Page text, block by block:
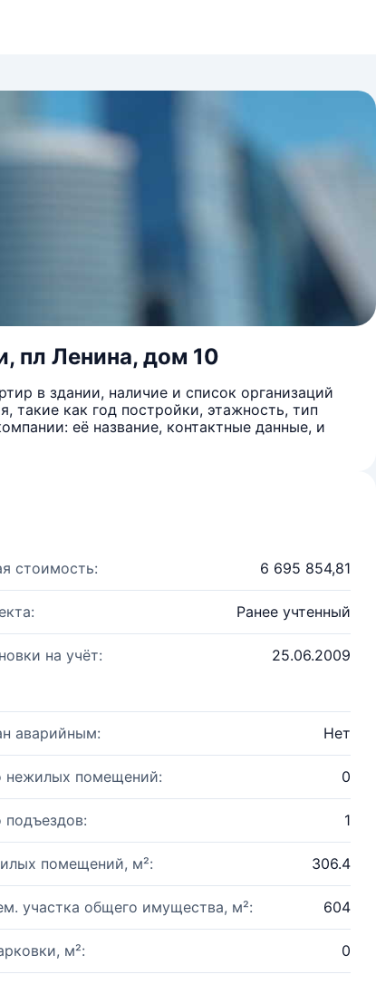
пл Ленина, дом 10
в здании, наличие и список организаций
такие как год постройки, этажность, тип
её название, контактные данные, и
стоимость: 6 695 854,81
Ранее учтенный
на учёт: 25.06.2009
аварийным: Нет
нежилых помещений: 0
подъездов: 1
помещений, м²: 306.4
участка общего имущества, м²: 604
м²: 0